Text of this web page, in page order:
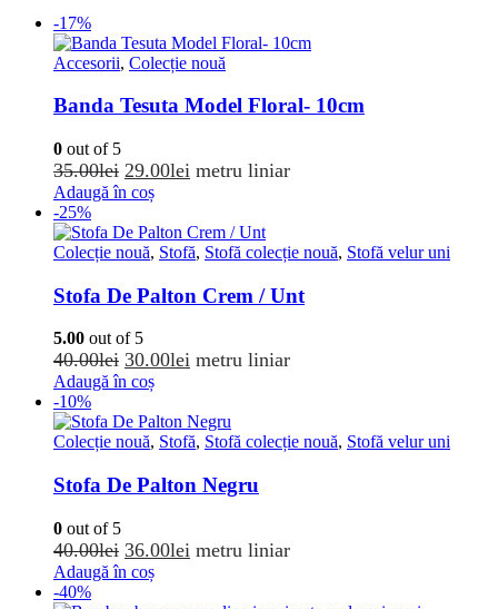
-17%
Accesorii, Colecție nouă
Banda Tesuta Model Floral- 10cm
0 out of 5
35.00lei Prețul
inițial
fost:
35.00lei.
29.00lei Prețul
29.00lei.
metru liniar
Adaugă în coș
-25%
Colecție nouă, Stofă, Stofă colecție nouă, Stofă velur uni
Stofa De Palton Crem / Unt
5.00 out of 5
40.00lei Prețul
inițial
fost:
40.00lei.
30.00lei Prețul
30.00lei.
metru liniar
Adaugă în coș
-10%
Colecție nouă, Stofă, Stofă colecție nouă, Stofă velur uni
Stofa De Palton Negru
0 out of 5
40.00lei Prețul
inițial
36.00lei Prețul
metru liniar
Adaugă în coș
-40%